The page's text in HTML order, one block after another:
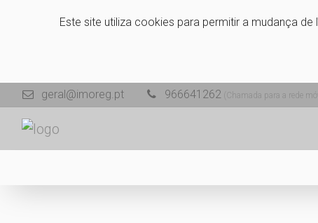
Este site utiliza cookies para permitir a mudança
geral@imoreg.pt 966641262 (Chamada para a rede